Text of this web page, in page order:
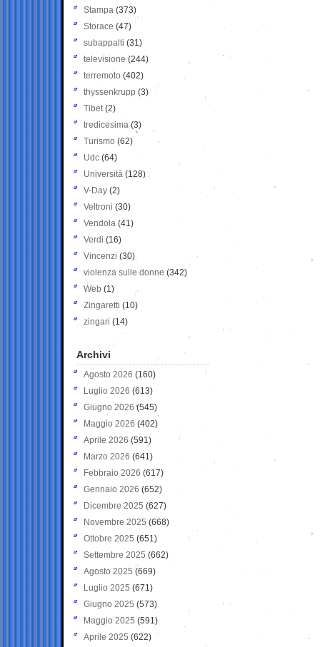
Stampa (373)
Storace (47)
subappalti (31)
televisione(244)
terremoto (402)
thyssenkrupp (3)
Tibet(2)
tredicesima (3)
Turismo (62)
Udc (64)
Università (128)
V-Day (2)
Veltroni (30)
Vendola (41)
Verdi (16)
Vincenzi (30)
violenza sulle donne (342)
Web (1)
Zingaretti (10)
zingari (14)
Archivi
Agosto 2026 (160)
Luglio 2026 (613)
Giugno 2026 (545)
Maggio 2026 (402)
Aprile 2026 (591)
Marzo 2026 (641)
Febbraio 2026 (617)
Gennaio 2026 (652)
Dicembre 2025 (627)
Novembre 2025 (668)
Ottobre 2025 (651)
Settembre 2025 (662)
Agosto 2025 (669)
Luglio 2025 (671)
Giugno 2025 (573)
Maggio 2025 (591)
Aprile 2025 (622)